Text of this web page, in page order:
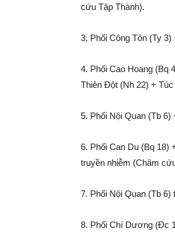
cứu Tập Thành).
3. Phối Công Tôn (Ty
4. Phối Cao Hoang (Bq
Thiên Đột (Nh 22) +
5. Phối Nội Quan (Tb
6. Phối Can Du (Bq 18)
truyền nhiễm (Châm
7. Phối Nội Quan (Tb
8. Phối Chí Dương (Đc